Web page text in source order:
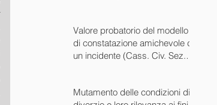
Valore probatorio del modello
di constatazione amichevole di
un incidente (Cass. Civ. Sez. III
Mutamento delle condizioni di